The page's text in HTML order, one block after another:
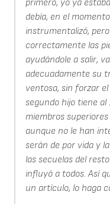
primero, yo ya
debía, en el
instrumentalizó,
correctamente las
ayudándole a salir,
adecuadamente su
ventosa, sin forzar
segundo hijo tiene al
miembros
aunque no le han
serán de por vida y
las secuelas del
influyó a todos. Así
un artículo, lo haga